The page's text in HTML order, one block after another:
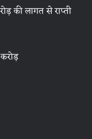
की लागत से राप्ती